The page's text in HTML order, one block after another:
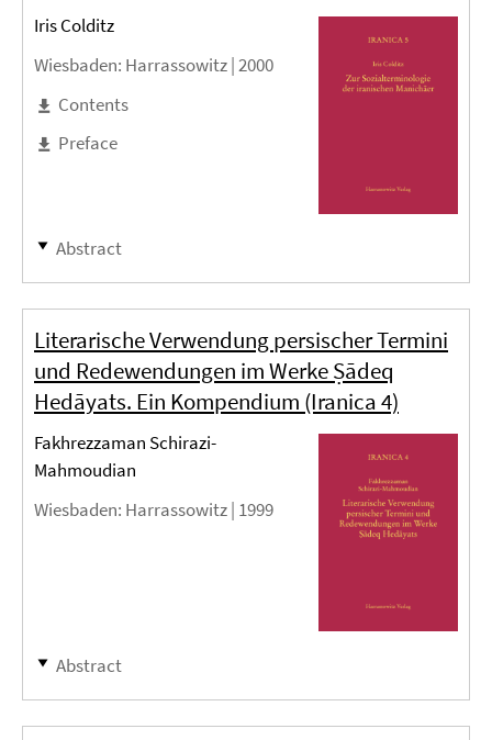
Iris Colditz
Wiesbaden: Harrassowitz |2000
Contents
Preface
Abstract
Literarische Verwendung persischer Termini
und Redewendungen im Werke Ṣādeq
Hedāyats. Ein Kompendium (Iranica 4)
Fakhrezzaman Schirazi-
Mahmoudian
Wiesbaden: Harrassowitz | 1999
Abstract